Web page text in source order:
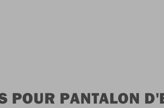
POUR PANTALON